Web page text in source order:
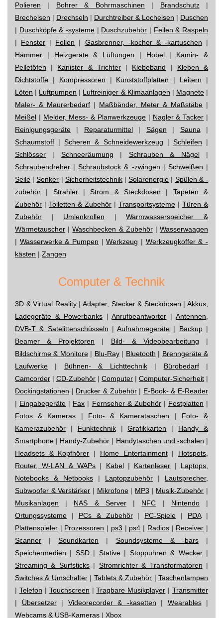
Polieren | Bohrer & Bohrmaschinen | Brandschutz|
Brecheisen | Drechseln | Durchtreiber & Locheisen | Duschen
| Duschköpfe & -systeme | Duschzubehör | Feilen & Raspeln
| Fenster | Folien | Gasbrenner, -kocher & -kartuschen |
Hämmer | Heizgeräte & Lüftungen | Hobel| Kamin- &
Pelletöfen | Kanister & Trichter| Klebeband | Kleben &
Dichtstoffe | Kompressoren | Kunststoffplatten | Leitern |
Löten | Luftpumpen | Luftreiniger & Klimaanlagen | Magnete|
Maler- & Maurerbedarf | Maßbänder, Meter & Maßstäbe |
Meißel | Melder, Mess- & Planwerkzeuge | Nagler & Tacker |
Reinigungsgeräte | Reparaturmittel| Sägen | Sauna |
Schaumstoff |Scheren & Schneidewerkzeug | Schleifen |
Schlösser | Schneeräumung | Schrauben & Nägel|
Schraubendreher |Schraubstock & -zwingen | Schweißen |
Seile |Senker | Sicherheitstechnik|Solarenergie | Spülen & -
zubehör | Strahler|Strom & Steckdosen | Tapeten &
Zubehör | Toiletten & Zubehör | Transportsysteme | Türen &
Zubehör | Umlenkrollen |Warmwasserspeicher &
Wärmetauscher |Waschbecken & Zubehör|Wasserwaagen
| Wasserwerke & Pumpen |Werkzeug | Werkzeugkoffer & -
kästen | Zangen
Computer & Technik
3D & Virtual Reality|Adapter, Stecker & Steckdosen |Akkus,
Ladegeräte & Powerbanks|Anrufbeantworter |Antennen,
DVB-T & Satelittenschüsseln |Aufnahmegeräte | Backup|
Beamer & Projektoren | Bild- & Videobearbeitung |
Bildschirme & Monitore| Blu-Ray| Bluetooth | Brenngeräte &
Laufwerke | Bühnen- & Lichttechnik| Bürobedarf|
Camcorder | CD-Zubehör | Computer | Computer-Sicherheit |
Dockingstationen | Drucker & Zubehör| E-Book- & E-Reader
| Eingabegeräte | Fax | Fernseher & Zubehör| Festplatten |
Fotos & Kameras | Foto- & Kamerataschen | Foto- &
Kamerazubehör | Funktechnik|Grafikkarten | Handy &
Smartphone | Handy-Zubehör | Handytaschen und -schalen |
Headsets & Kopfhörer | Home Entertainment| Hotspots,
Router, W-LAN & WAPs | Kabel| Kartenleser | Laptops,
Notebooks & Netbooks | Laptopzubehör | Lautsprecher,
Subwoofer & Verstärker | Mikrofone| MP3 | Musik-Zubehör |
Musikanlagen | NAS & Server| NFC | Nintendo|
Ortungssysteme | PCs & Zubehör| PC-Spiele | PDA|
Plattenspieler | Prozessoren | ps3 | ps4 | Radios| Receiver |
Scanner |Soundkarten | Soundsysteme & -bars|
Speichermedien | SSD| Stative| Stoppuhren & Wecker|
Streaming & Surfsticks| Stromrichter & Transformatoren |
Switches & Umschalter| Tablets & Zubehör | Taschenlampen
| Telefon | Touchscreen |Tragbare Musikplayer | Transmitter
| Übersetzer| Videorecorder & -kasetten | Wearables|
Webcams & USB-Kameras | Xbox